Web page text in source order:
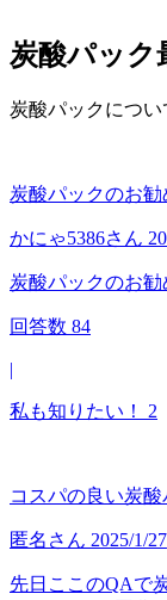
炭酸パック
炭酸パックにつ
炭酸パックのお勧
かにゃ5386さん
炭酸パックのお勧
回答数 84
|
私も知りたい！ 2
コスパの良い炭酸
匿名 さん 2025/1/27
先日ここのQAで